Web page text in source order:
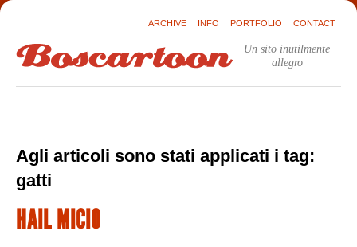
ARCHIVE INFO PORTFOLIO CONTACT
Un sito inutilmente
allegro
Agli articoli sono stati applicati i tag:
gatti
HAIL MICIO